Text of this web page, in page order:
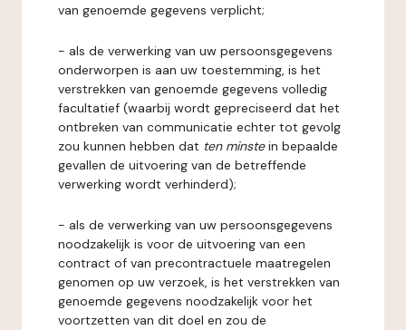
van genoemde gegevens verplicht;
- als de verwerking van uw persoonsgegevens
onderworpen is aan uw toestemming, is het
verstrekken van genoemde gegevens volledig
facultatief (waarbij wordt gepreciseerd dat het
ontbreken van communicatie echter tot gevolg
zou kunnen hebben dat ten minstein bepaalde
gevallen de uitvoering van de betreffende
verwerking wordt verhinderd);
- als de verwerking van uw persoonsgegevens
noodzakelijk is voor de uitvoering van een
contract of van precontractuele maatregelen
genomen op uw verzoek, is het verstrekken van
genoemde gegevens noodzakelijk voor het
voortzetten van dit doel en zou de